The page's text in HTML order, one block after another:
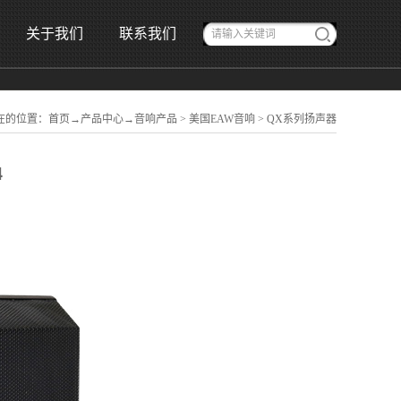
关于我们 联系我们
的位置： 首页 → 产品中心→音响产品 > 美国EAW音响 > QX系列扬声器